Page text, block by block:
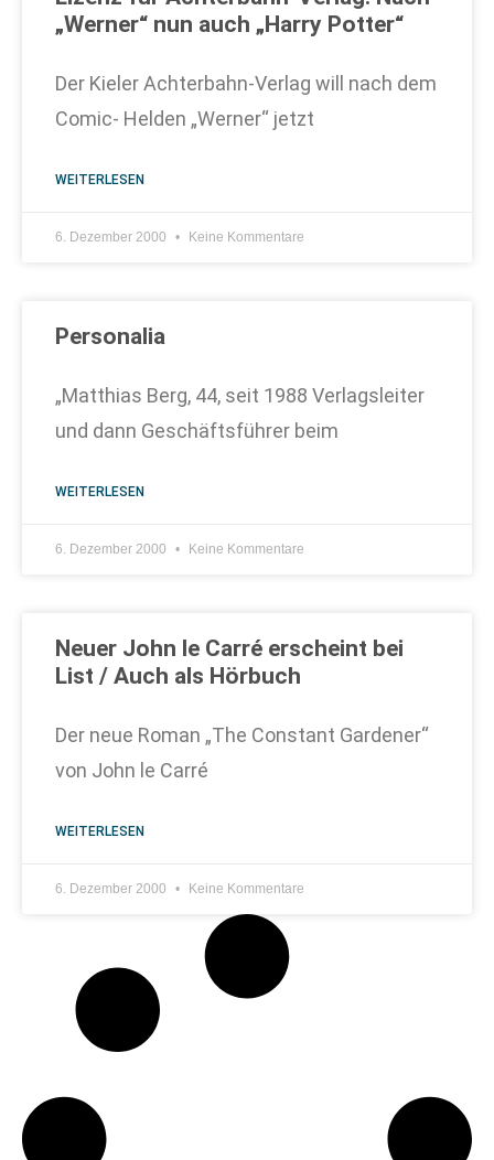
„Werner“ nun auch „Harry Potter“
Der Kieler Achterbahn-Verlag will nach dem
Comic- Helden „Werner“ jetzt
WEITERLESEN
6. Dezember 2000 Keine Kommentare
Personalia
„Matthias Berg, 44, seit 1988 Verlagsleiter
und dann Geschäftsführer beim
WEITERLESEN
6. Dezember 2000 Keine Kommentare
Neuer John le Carré erscheint bei
List / Auch als Hörbuch
Der neue Roman „The Constant Gardener“
von John le Carré
WEITERLESEN
6. Dezember 2000 Keine Kommentare